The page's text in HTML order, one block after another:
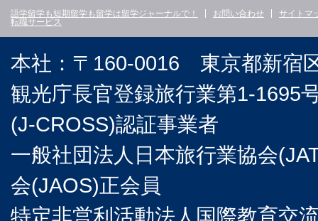
語学留学も短期留学も留学は留学ジャーナルで！ お問い合わせ
サイトマ
転職サービス
本社：〒160-0016 東京都新宿
観光庁長官登録旅行業第1-
(J-CROSS)認証事業者
一般社団法人日本旅行業協会
会(JAOS)正会員
特定非営利活動法人国際教育交